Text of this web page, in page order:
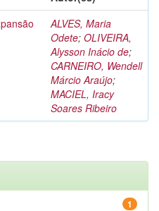
ALVES, Maria
Odete; OLIVEIRA,
Alysson Inácio de;
CARNEIRO, Wendell
Márcio Araújo;
MACIEL, Iracy
Soares Ribeiro
1